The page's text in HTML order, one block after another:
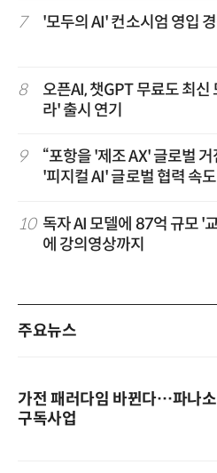
7 '모두의 AI' 컨소시엄 영입
8
오픈AI, 챗GPT 무료도 최
라' 출시 연기
9
“포항을 '제조 AX' 글로벌
'피지컬 AI' 글로벌 협력 속도
10 독자 AI 모델에 87억 규모
에 강의영상까지
주요뉴스
가전 패러다임 바뀐다…파나
구독사업